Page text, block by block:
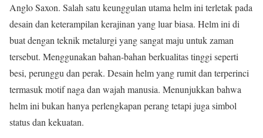
Anglo Saxon. Salah satu keunggulan utama helm ini terletak pada
desain dan keterampilan kerajinan yang luar biasa. Helm ini di
buat dengan teknik metalurgi yang sangat maju untuk zaman
tersebut. Menggunakan bahan-bahan berkualitas tinggi seperti
besi, perunggu dan perak. Desain helm yang rumit dan terperinci
termasuk motif naga dan wajah manusia. Menunjukkan bahwa
helm ini bukan hanya perlengkapan perang tetapi juga simbol
status dan kekuatan.